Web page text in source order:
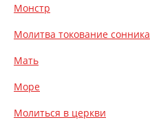
Монстр
Молитва токование сонника
Мать
Море
Молиться в церкви